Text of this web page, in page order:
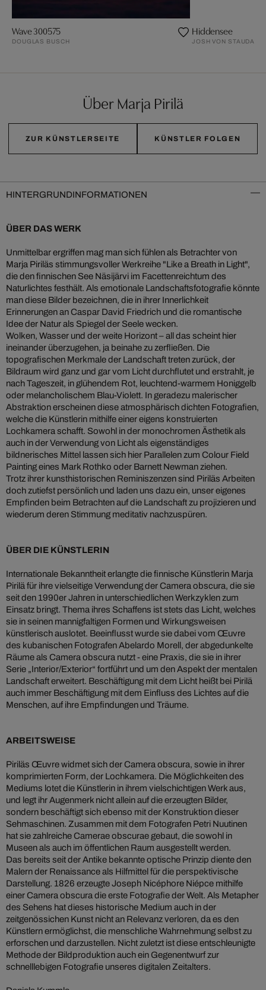
Wave 300575
DOUGLAS BUSCH
Hiddensee
JOSH VON STAUDACH
Über Marja Pirilä
ZUR KÜNSTLERSEITE KÜNSTLER FOLGEN
HINTERGRUNDINFORMATIONEN
ÜBER DAS WERK
Unmittelbar ergriffen mag man sich fühlen als Betrachter von
Marja Piriläs stimmungsvoller Werkreihe "Like a Breath in Light",
die den finnischen See Näsijärvi im Facettenreichtum des
Naturlichtes festhält. Als emotionale Landschaftsfotografie könnte
man diese Bilder bezeichnen, die in ihrer Innerlichkeit
Erinnerungen an Caspar David Friedrich und die romantische
Idee der Natur als Spiegel der Seele wecken.
Wolken, Wasser und der weite Horizont – all das scheint hier
ineinander überzugehen, ja beinahe zu zerfließen. Die
topografischen Merkmale der Landschaft treten zurück, der
Bildraum wird ganz und gar vom Licht durchflutet und erstrahlt, je
nach Tageszeit, in glühendem Rot, leuchtend-warmem Honiggelb
oder melancholischem Blau-Violett. In geradezu malerischer
Abstraktion erscheinen diese atmosphärisch dichten Fotografien,
welche die Künstlerin mithilfe einer eigens konstruierten
Lochkamera schafft. Sowohl in der monochromen Ästhetik als
auch in der Verwendung von Licht als eigenständiges
bildnerisches Mittel lassen sich hier Parallelen zum Colour Field
Painting eines Mark Rothko oder Barnett Newman ziehen.
Trotz ihrer kunsthistorischen Reminiszenzen sind Piriläs Arbeiten
doch zutiefst persönlich und laden uns dazu ein, unser eigenes
Empfinden beim Betrachten auf die Landschaft zu projizieren und
wiederum deren Stimmung meditativ nachzuspüren.
ÜBER DIE KÜNSTLERIN
Internationale Bekanntheit erlangte die finnische Künstlerin Marja
Pirilä für ihre vielseitige Verwendung der Camera obscura, die sie
seit den 1990er Jahren in unterschiedlichen Werkzyklen zum
Einsatz bringt. Thema ihres Schaffens ist stets das Licht, welches
sie in seinen mannigfaltigen Formen und Wirkungsweisen
künstlerisch auslotet. Beeinflusst wurde sie dabei vom Œuvre
des kubanischen Fotografen Abelardo Morell, der abgedunkelte
Räume als Camera obscura nutzt - eine Praxis, die sie in ihrer
Serie „Interior/Exterior“ fortführt und um den Aspekt der mentalen
Landschaft erweitert. Beschäftigung mit dem Licht heißt bei Pirilä
auch immer Beschäftigung mit dem Einfluss des Lichtes auf die
Menschen, auf ihre Empfindungen und Träume.
ARBEITSWEISE
Piriläs Œuvre widmet sich der Camera obscura, sowie in ihrer
komprimierten Form, der Lochkamera. Die Möglichkeiten des
Mediums lotet die Künstlerin in ihrem vielschichtigen Werk aus,
und legt ihr Augenmerk nicht allein auf die erzeugten Bilder,
sondern beschäftigt sich ebenso mit der Konstruktion dieser
Sehmaschinen. Zusammen mit dem Fotografen Petri Nuutinen
hat sie zahlreiche Camerae obscurae gebaut, die sowohl in
Museen als auch im öffentlichen Raum ausgestellt werden.
Das bereits seit der Antike bekannte optische Prinzip diente den
Malern der Renaissance als Hilfmittel für die perspektivische
Darstellung. 1826 erzeugte Joseph Nicéphore Niépce mithilfe
einer Camera obscura die erste Fotografie der Welt. Als Metapher
des Sehens hat dieses historische Medium auch in der
zeitgenössichen Kunst nicht an Relevanz verloren, da es den
Künstlern ermöglichst, die menschliche Wahrnehmung selbst zu
erforschen und darzustellen. Nicht zuletzt ist diese entschleunigte
Methode der Bildproduktion auch ein Gegenentwurf zur
schnelllebigen Fotografie unseres digitalen Zeitalters.